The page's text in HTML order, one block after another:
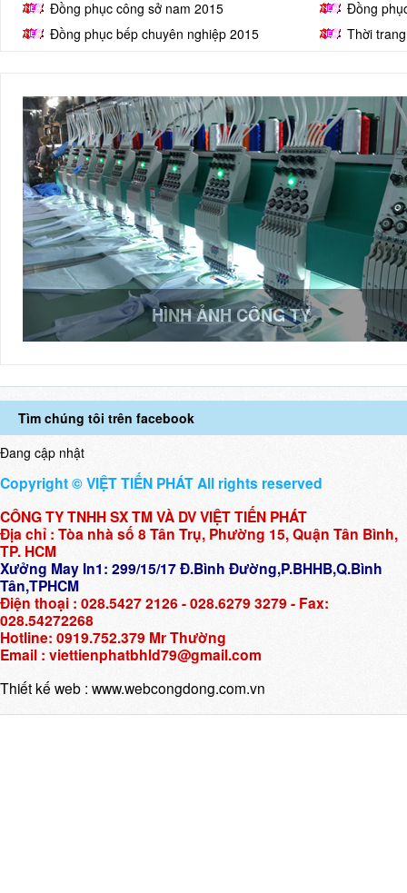
Đồng phục công sở nam 2015
Đồng
Đồng phục bếp chuyên nghiệp 2015
Thời
HÌNH ẢNH CÔNG TY
Tìm chúng tôi trên facebook
Đang cập nhật
Copyright © VIỆT TIẾN PHÁT All rights reserved
CÔNG TY TNHH SX TM VÀ DV VIỆT TIẾN PHÁT
Địa chỉ : Tòa nhà số 8 Tân Trụ, Phường 15, Quận Tân Bình,
TP. HCM
Xưởng May In1: 299/15/17 Đ.Bình Đường,P.BHHB,Q.Bình
Tân,TPHCM
Điện thoại : 028.5427 2126 - 028.6279 3279 - Fax:
028.54272268
Hotline: 0919.752.379 Mr Thường
Email : viettienphatbhld79@gmail.com
Thiết kế web : www.webcongdong.com.vn